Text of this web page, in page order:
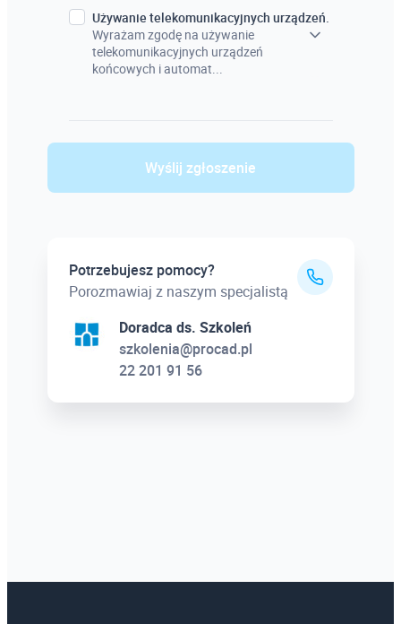
Używanie telekomunikacyjnych urządzeń.
Wyrażam zgodę na używanie
telekomunikacyjnych urządzeń
końcowych i automat...
Wyślij zgłoszenie
Potrzebujesz pomocy?
Porozmawiaj z naszym specjalistą
Doradca ds. Szkoleń
szkolenia@procad.pl
22 201 91 56